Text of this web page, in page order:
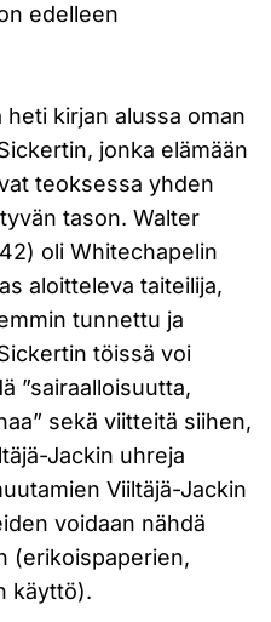
edelleen
kirjan alussa oman
jonka elämään
teoksessa yhden
tason. Walter
oli Whitechapelin
aloitteleva taiteilija,
tunnettu ja
töissä voi
”sairaalloisuutta,
sekä viitteitä siihen,
Jackin uhreja
Viiltäjä-Jackin
voidaan nähdä
(erikoispaperien,
käyttö).